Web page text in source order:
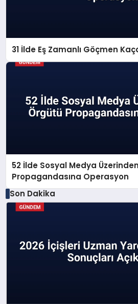
31 İlde Eş Zamanlı Göçmen
52 İlde Sosyal Medya
Propagandasına Operasyon
Son Dakika